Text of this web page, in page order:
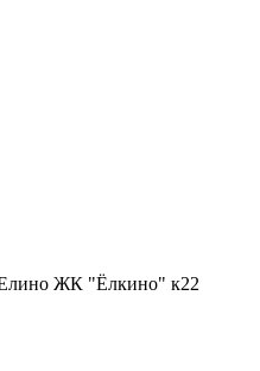
ЖК "Ёлкино" к22